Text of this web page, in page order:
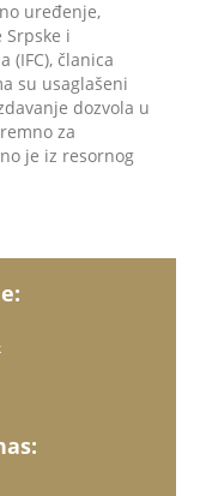
uređenje,
i
(IFC), članica
su usaglašeni
dozvola u
za
je iz resornog